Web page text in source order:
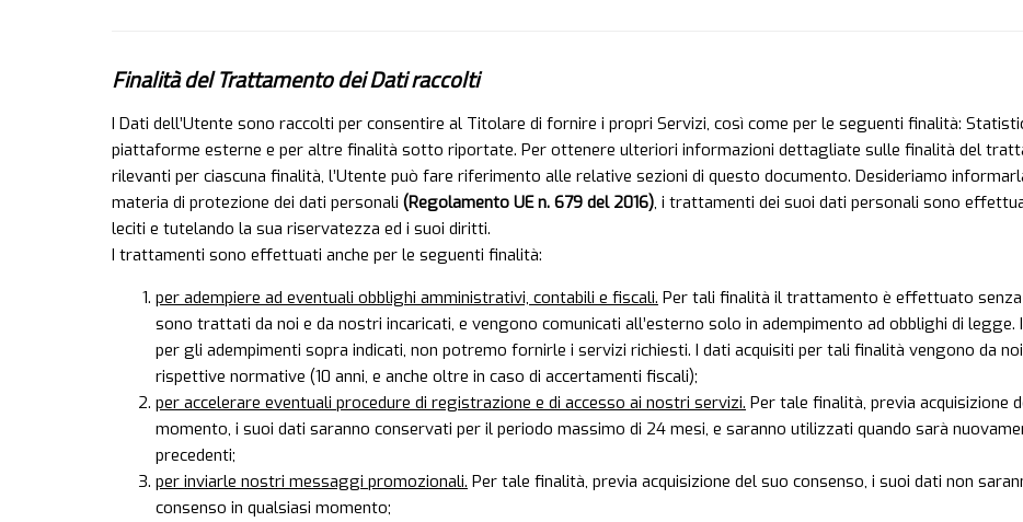
Finalità del Trattamento dei Dati raccolti
I Dati dell’Utente sono raccolti per consentire al Titolare di fornire i propri Servizi, così come per le seguenti finalità:
piattaforme esterne e per altre finalità sotto riportate. Per ottenere ulteriori informazioni dettagliate sulle finalità del
rilevanti per ciascuna finalità, l’Utente può fare riferimento alle relative sezioni di questo documento. Desideriamo
materia di protezione dei dati personali (Regolamento UE n. 679 del 2016), i trattamenti dei suoi dati personali sono
leciti e tutelando la sua riservatezza ed i suoi diritti.
I trattamenti sono effettuati anche per le seguenti finalità:
per adempiere ad eventuali obblighi amministrativi, contabili e fiscali. Per tali finalità il trattamento è effettuato senza
sono trattati da noi e da nostri incaricati, e vengono comunicati all’esterno solo in adempimento ad obblighi di
per gli adempimenti sopra indicati, non potremo fornirle i servizi richiesti. I dati acquisiti per tali finalità vengono da
rispettive normative (10 anni, e anche oltre in caso di accertamenti fiscali);
per accelerare eventuali procedure di registrazione e di accesso ai nostri servizi. Per tale finalità, previa acquisizione
momento, i suoi dati saranno conservati per il periodo massimo di 24 mesi, e saranno utilizzati quando sarà
precedenti;
per inviarle nostri messaggi promozionali. Per tale finalità, previa acquisizione del suo consenso, i suoi dati non
consenso in qualsiasi momento;